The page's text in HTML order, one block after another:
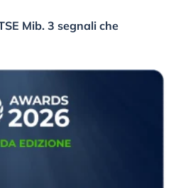
Mib. 3 segnali che